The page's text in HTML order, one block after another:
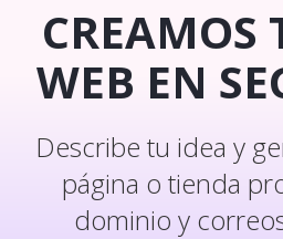
CREAMOS
WEB EN
Describe tu idea y
página o tienda
dominio y